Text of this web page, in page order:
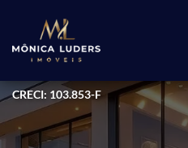
CRECI: 103.853-F